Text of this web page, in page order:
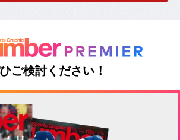
ご検討ください！